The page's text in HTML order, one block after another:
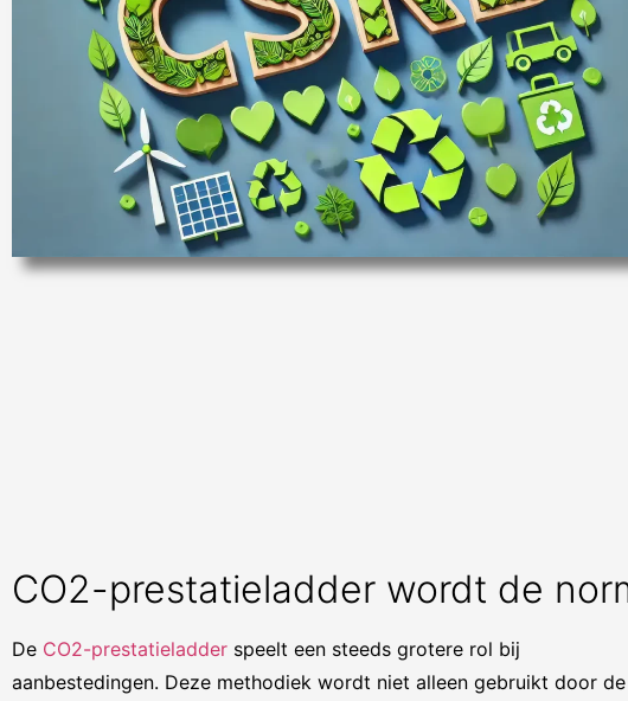
CO2-prestatieladder wordt de
De CO2-prestatieladder speelt een steeds grotere rol bij
aanbestedingen. Deze methodiek wordt niet alleen gebruikt door de